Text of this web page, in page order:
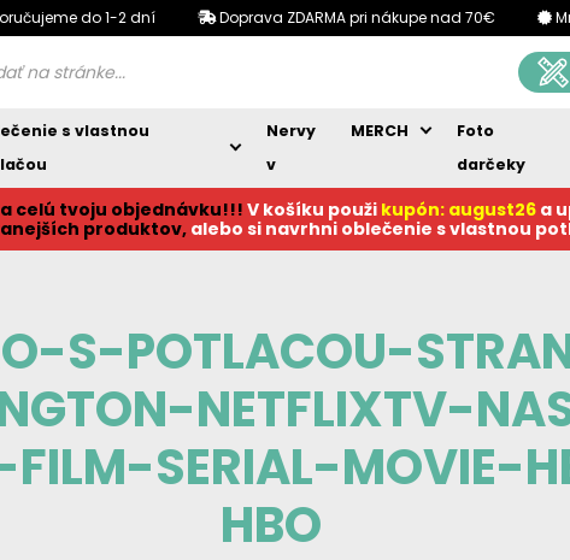
do 1-2 dní Doprava ZDARMA pri nákupe nad 70€
s vlastnou
Nervy
v
MERCH
Foto
darčeky
celú tvoju objednávku!!! V košíku použi kupón: august26 a
produktov,alebo si navrhni oblečenie s vlastnou
S-POTLACOU-
NETFLIXTV-
SERIAL-MOVIE-
HBO